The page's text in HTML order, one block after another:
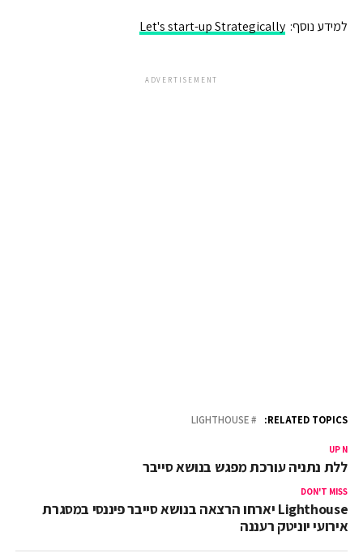
למידע נוסף: Let's start-up Strategically
ADVERTISEMENT
RELATED TOPICS:
LIGHTHOUSE
UP
נתניה עורכת מפגש בנושא סייבר
DON'T MISS
Lighthouse יארחו הרצאה בנושא סייבר פיננסי במסגרת
אירועי יוניטק רעננה